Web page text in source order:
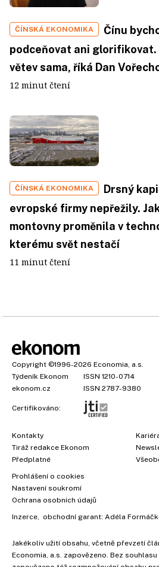
ČÍNSKÁ EKONOMIKA
Čínu
podceňovat ani glorifikovat.
větev sama, říká Dan
12 minut čtení
ČÍNSKÁ EKONOMIKA
Drsný
evropské firmy nepřežily.
montovny proměnila v
kterému svět nestačí
11 minut čtení
Copyright ©1996-2026 Economia, a.s.
Týdeník Ekonom
ISSN 1210-0714
ekonom.cz
ISSN 2787-9380
Certifikováno:
Kontakty
Tiráž redakce Ekonom
Předplatné
Prohlášení o cookies
Nastavení soukromí
Ochrana osobních údajů
Inzerce , obchodní garant: Adéla
Jakékoliv užití obsahu, včetně převzetí
Economia, a.s. zapovězeno. Bez souhlasu